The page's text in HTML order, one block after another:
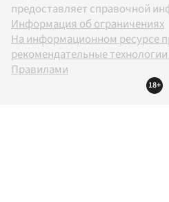
предоставляет справочной
Информация об ограничениях
На информационном ресурсе
рекомендательные
Правилами
18+